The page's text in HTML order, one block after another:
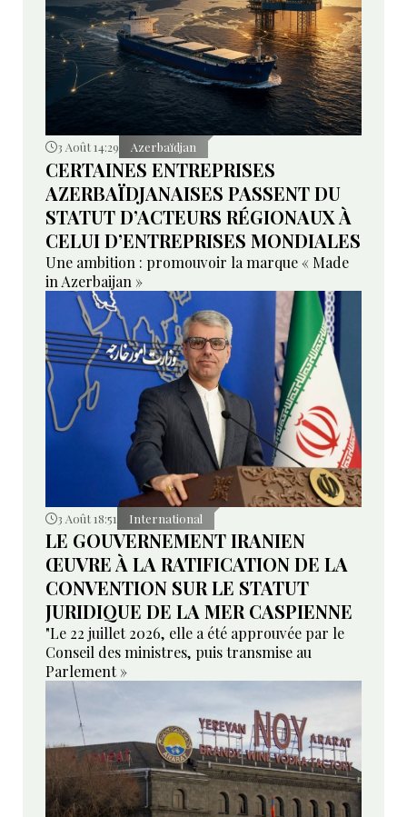
3 Août 14:29 Azerbaïdjan
CERTAINES ENTREPRISES
AZERBAÏDJANAISES PASSENT DU
STATUT D’ACTEURS RÉGIONAUX À
CELUI D’ENTREPRISES MONDIALES
Une ambition : promouvoir la marque « Made
in Azerbaijan »
3 Août 18:51 International
LE GOUVERNEMENT IRANIEN
ŒUVRE À LA RATIFICATION DE LA
CONVENTION SUR LE STATUT
JURIDIQUE DE LA MER CASPIENNE
"Le 22 juillet 2026, elle a été approuvée par le
Conseil des ministres, puis transmise au
Parlement »